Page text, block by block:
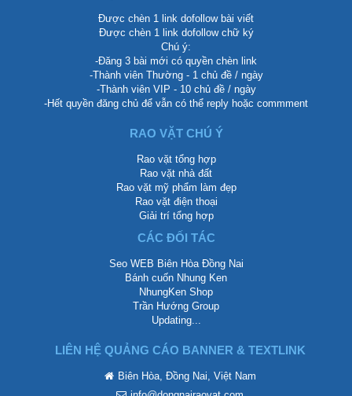
Được chèn 1 link dofollow bài viết
Được chèn 1 link dofollow chữ ký
Chú ý:
-Đăng 3 bài mới có quyền chèn link
-Thành viên Thường - 1 chủ đề / ngày
-Thành viên VIP - 10 chủ đề / ngày
-Hết quyền đăng chủ để vẫn có thể reply hoặc commment
RAO VẶT CHÚ Ý
Rao vặt tổng hợp
Rao vặt nhà đất
Rao vặt mỹ phẩm làm đẹp
Rao vặt điện thoại
Giải trí tổng hợp
CÁC ĐỐI TÁC
Seo WEB Biên Hòa Đồng Nai
Bánh cuốn Nhung Ken
NhungKen Shop
Trần Hướng Group
Updating...
LIÊN HỆ QUẢNG CÁO BANNER & TEXTLINK
Biên Hòa, Đồng Nai, Việt Nam